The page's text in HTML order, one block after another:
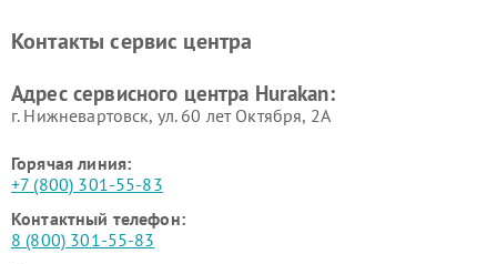
Hurakan
Контакты сервис центра
Адрес сервисного центра Hurakan:
г. Нижневартовск, ул. 60 лет Октября, 2А
Горячая линия:
+7 (800) 301-55-83
Контактный телефон:
8 (800) 301-55-83